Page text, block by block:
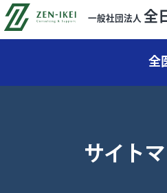
一般社団法人全
全
サイト